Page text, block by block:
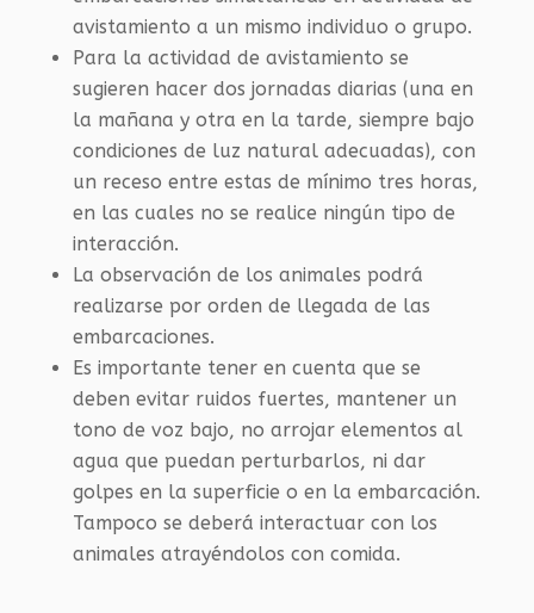
avistamiento a un mismo individuo o grupo.
Para la actividad de avistamiento se
sugieren hacer dos jornadas diarias (una en
la mañana y otra en la tarde, siempre bajo
condiciones de luz natural adecuadas), con
un receso entre estas de mínimo tres horas,
en las cuales no se realice ningún tipo de
interacción.
La observación de los animales podrá
realizarse por orden de llegada de las
embarcaciones.
Es importante tener en cuenta que se
deben evitar ruidos fuertes, mantener un
tono de voz bajo, no arrojar elementos al
agua que puedan perturbarlos, ni dar
golpes en la superficie o en la embarcación.
Tampoco se deberá interactuar con los
animales atrayéndolos con comida.